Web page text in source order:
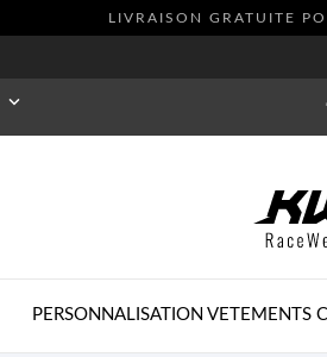
LIVRAISON GRATUITE

PERSONNALISATION VETEMENTS